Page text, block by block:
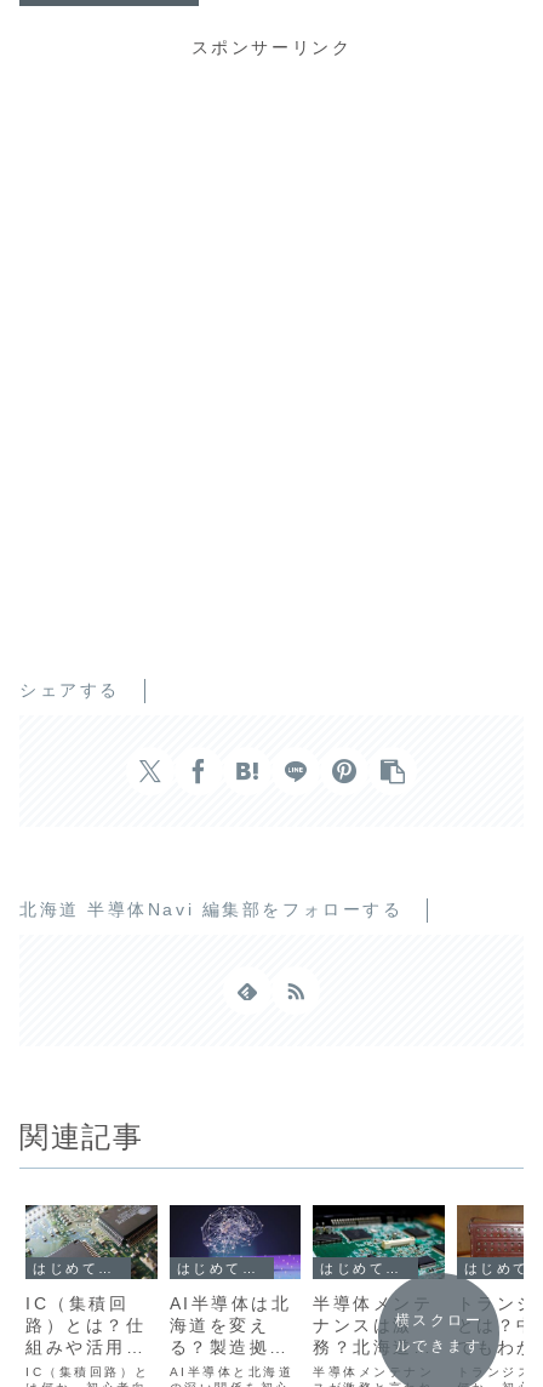
スポンサーリンク
シェアする
北海道 半導体Navi 編集部をフォローする
関連記事
IC（集積回
路）とは？仕
組みや活用
例、北海道の
IC（集積回路）と
AI半導体は北
海道を変え
る？製造拠点
の誘致がもた
AI半導体と北海道
半導体メンテ
ナンスは激
務？北海道ラ
ピダス進出で
半導体メンテナン
トランジ
とは？中
でもわか
組みと役
トランジス
横スクロー
ルできます